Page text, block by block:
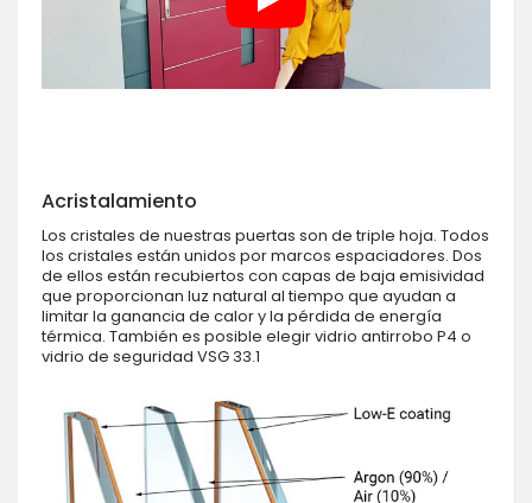
Acristalamiento
Los cristales de nuestras puertas son de triple hoja. Todos
los cristales están unidos por marcos espaciadores. Dos
de ellos están recubiertos con capas de baja emisividad
que proporcionan luz natural al tiempo que ayudan a
limitar la ganancia de calor y la pérdida de energía
térmica. También es posible elegir vidrio antirrobo P4 o
vidrio de seguridad VSG 33.1